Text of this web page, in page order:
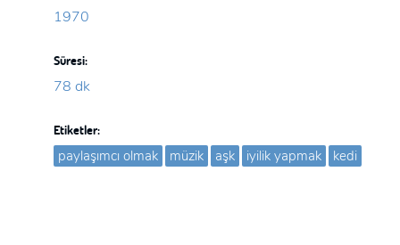
1970
Süresi:
78 dk
Etiketler:
paylaşımcı olmak müzik aşk iyilik yapmak kedi